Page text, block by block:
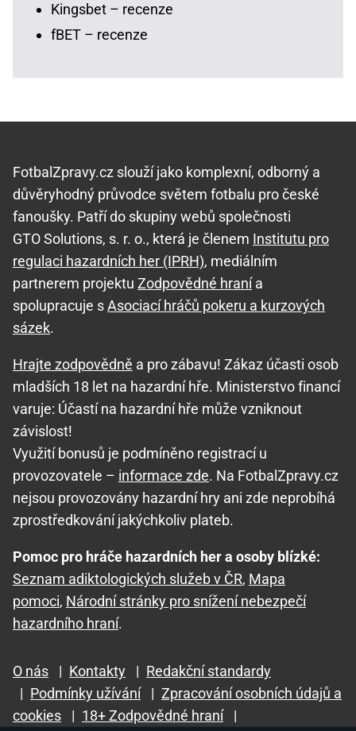
Kingsbet – recenze
fBET – recenze
FotbalZpravy.cz slouží jako komplexní, odborný a
důvěryhodný průvodce světem fotbalu pro české
fanoušky. Patří do skupiny webů společnosti
GTO Solutions, s. r. o., která je členem Institutu pro
regulaci hazardních her (IPRH), mediálním
partnerem projektu Zodpovědné hranía
spolupracuje sAsociací hráčů pokeru a kurzových
sázek.
Hrajte zodpovědně a pro zábavu! Zákaz účasti osob
mladších 18 let na hazardní hře. Ministerstvo financí
varuje: Účastí na hazardní hře může vzniknout
závislost!
Využití bonusů je podmíněno registrací u
provozovatele – informace zde. Na FotbalZpravy.cz
nejsou provozovány hazardní hry ani zde neprobíhá
zprostředkování jakýchkoliv plateb.
Pomoc pro hráče hazardních her a osoby blízké:
Seznam adiktologických služeb v ČR, Mapa
pomoci, Národní stránky pro snížení nebezpečí
hazardního hraní.
O nás | Kontakty | Redakční standardy
| Podmínky užívání | Zpracování osobních údajů a
cookies
| 18+ Zodpovědné hraní
|